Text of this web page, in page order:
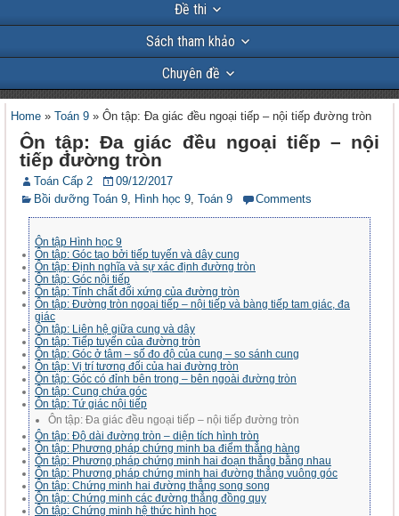
Đề thi
Sách tham khảo
Chuyên đề
Home » Toán 9 » Ôn tập: Đa giác đều ngoại tiếp – nội tiếp đường tròn
Ôn tập: Đa giác đều ngoại tiếp – nội
tiếp đường tròn
Toán Cấp 2
09/12/2017
Bồi dưỡng Toán 9, Hình học 9, Toán 9 Comments
Ôn tập Hình học 9
Ôn tập: Góc tạo bởi tiếp tuyến và dây cung
Ôn tập: Định nghĩa và sự xác định đường tròn
Ôn tập: Góc nội tiếp
Ôn tập: Tính chất đối xứng của đường tròn
Ôn tập: Đường tròn ngoại tiếp – nội tiếp và bàng tiếp tam giác, đa
giác
Ôn tập: Liên hệ giữa cung và dây
Ôn tập: Tiếp tuyến của đường tròn
Ôn tập: Góc ở tâm – số đo độ của cung – so sánh cung
Ôn tập: Vị trí tương đối của hai đường tròn
Ôn tập: Góc có đỉnh bên trong – bên ngoài đường tròn
Ôn tập: Cung chứa góc
Ôn tập: Tứ giác nội tiếp
Ôn tập: Đa giác đều ngoại tiếp – nội tiếp đường tròn
Ôn tập: Độ dài đường tròn – diện tích hình tròn
Ôn tập: Phương pháp chứng minh ba điểm thẳng hàng
Ôn tập: Phương pháp chứng minh hai đoạn thẳng bằng nhau
Ôn tập: Phương pháp chứng minh hai đường thẳng vuông góc
Ôn tập: Chứng minh hai đường thẳng song song
Ôn tập: Chứng minh các đường thẳng đồng quy
Ôn tập: Chứng minh hệ thức hình học